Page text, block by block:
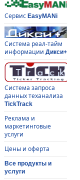
Сервис EasyMANi
Система реал-тайм
информации Дикси+
Система запроса
данных теханализа
TickTrack
Реклама и
маркетинговые
услуги
Цены и оферта
Все продукты и
услуги